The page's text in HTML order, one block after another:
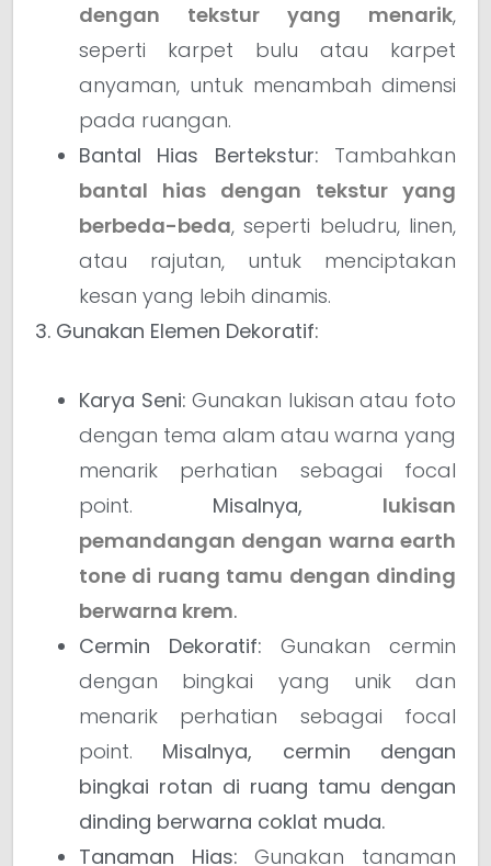
dengan tekstur yang menarik,
seperti karpet bulu atau karpet
anyaman, untuk menambah dimensi
pada ruangan.
Bantal Hias Bertekstur: Tambahkan
bantal hias dengan tekstur yang
berbeda-beda, seperti beludru, linen,
atau rajutan, untuk menciptakan
kesan yang lebih dinamis.
3. Gunakan Elemen Dekoratif:
Karya Seni: Gunakan lukisan atau foto
dengan tema alam atau warna yang
menarik perhatian sebagai focal
point. Misalnya, lukisan
pemandangan dengan warna earth
tone di ruang tamu dengan dinding
berwarna krem.
Cermin Dekoratif: Gunakan cermin
dengan bingkai yang unik dan
menarik perhatian sebagai focal
point. Misalnya, cermin dengan
bingkai rotan di ruang tamu dengan
dinding berwarna coklat muda.
Tanaman Hias: Gunakan tanaman